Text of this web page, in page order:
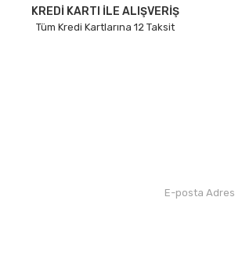
Ürün bilgilerinde hatalar bulunuyor.
Ürün fiyatı diğer sitelerden daha pahalı.
KREDİ KARTI İLE ALIŞVERİŞ
Tüm Kredi Kartlarına 12 Taksit